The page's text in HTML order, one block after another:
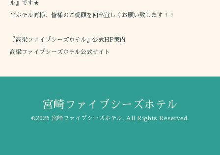
ル』です★
当ホテル同様、皆様のご愛顧を何卒宜しくお願い致します！！
『高梁ファイブシーズホテル』公式HP案内
高梁ファイブシーズホテル公式サイト
宮崎ファイブシーズホテル
©2026 宮崎ファイブシーズホテル. All Rights Reserved.